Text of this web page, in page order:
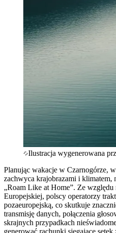
Ilustracja wygenerowana
Planując wakacje w Czarnogórze,
zachwyca krajobrazami i klimatem,
„Roam Like at Home”. Ze
Europejskiej, polscy operatorzy
pozaeuropejską, co skutkuje
transmisję danych, połączenia
skrajnych przypadkach
generować rachunki sięgające setek